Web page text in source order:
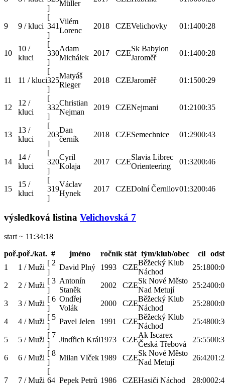
]
Müller
9 9 / kluci
[
341
]
Vilém
Lorenc
2018 CZEVelichovky 01:1400:28
10
10 /
kluci
[
330
]
Adam
Michálek
2017 CZE
Sk Babylon
Jaroměř
01:1400:28
11 11 / kluci
[
325
]
Matyáš
Rieger
2018 CZEJaroměř 01:1500:29
12
12 /
kluci
[
332
]
Christian
Nejman
2019 CZENejmani 01:2100:35
13
13 /
kluci
[
203
]
Dan
černík
2018 CZESemechnice 01:2900:43
14
14 /
kluci
[
320
]
Cyril
Kolaja
2017 CZE
Slavia Librec
Orienteering
01:3200:46
15
15 /
kluci
[
319
]
Václav
Hynek
2017 CZEDolní Černilov01:3200:46
výsledková listina Velichovská 7
start ~ 11:34:18
poř.poř./kat. # jméno ročník stát tým/klub/obec cíl
1
1 / Muži
[ 2
]
David Plný 1993 CZE
Běžecký Klub
Náchod
25:18
2 2 / Muži
[ 3
]
Antonín
Staněk
2002 CZE
Sk Nové Město
Nad Metují
25:24
3 3 / Muži
[ 6
]
Ondřej
Volák
2000 CZE
Běžecký Klub
Náchod
25:28
4 4 / Muži
[ 5
]
Pavel Jelen 1991 CZE
Běžecký Klub
Náchod
25:48
5 5 / Muži
[ 7
]
Jindřich Král1973 CZE
Ak Iscarex
Česká Třebová
25:55
6 6 / Muži
[ 8
]
Milan Vlček 1989 CZE
Sk Nové Město
Nad Metují
26:42
7 7 / Muži
[
64 Pepek Petrů 1986 CZEHasiči Náchod 28:00